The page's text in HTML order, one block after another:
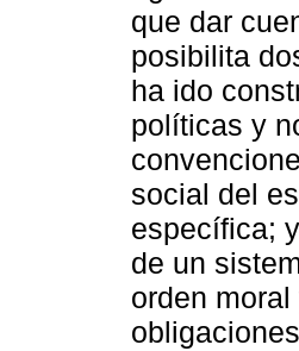
que dar
posibilita
ha ido
políticas y
social del
específica;
de un
orden